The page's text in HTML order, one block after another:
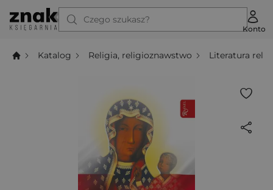
Czego szukasz?
Konto
Katalog Religia, religioznawstwo Literatura